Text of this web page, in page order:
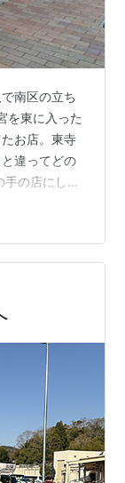
南区の立ち
を東に入った
お店。東寺
違ってどの
の店にして
のこ480円
で瓶ビール中
円は濃い目
念。 ここら
ジ。 おつま